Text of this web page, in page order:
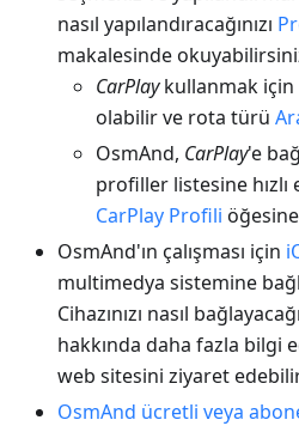
nasıl yapılandıracağınızı
makalesinde
CarPlaykullanmak
olabilir ve rota türü
OsmAnd, CarPlay'e
profiller listesine hızlı
CarPlay Profili
OsmAnd'ın çalışması için
multimedya sistemine
Cihazınızı nasıl
hakkında daha fazla bilgi
web sitesini ziyaret
OsmAnd ücretli veya